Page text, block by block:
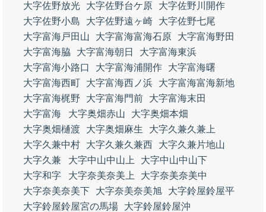
大字佐野放光
大字佐野台ケ原
大字佐野川開作
大字佐野小島
大字佐野遠ヶ崎
大字佐野七尾
大字富海戸田山
大字富海富海石原
大字富海野田
大字富海脇
大字富海朝日
大字富海東浜
大字富海小路口
大字富海浦開作
大字富海曙
大字富海西町
大字富海西ノ浜
大字富海富海新地
大字富海梶野
大字富海門前
大字富海末田
大字富海
大字奥畑赤山
大字奥畑本畑
大字奥畑樋渡
大字奥畑麻生
大字久兼久兼上
大字久兼中村
大字久兼久兼西
大字久兼片地山
大字久兼
大字中山中山上
大字中山中山下
大字和字
大字奈美奈美上
大字奈美奈美中
大字奈美奈美下
大字奈美奈美旭
大字鈴屋鈴屋平
大字鈴屋鈴屋宮の馬場
大字鈴屋鈴屋沖